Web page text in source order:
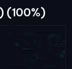
(100%)